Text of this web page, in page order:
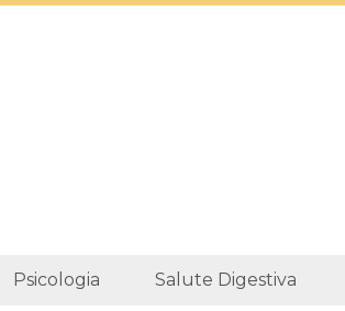
Psicologia Salute Digestiva